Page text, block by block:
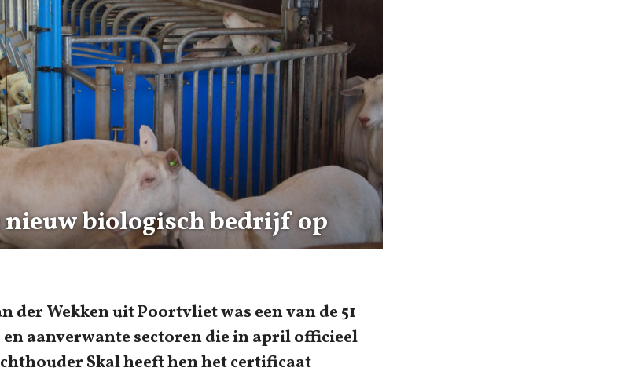
biologisch bedrijf op
der Wekken uit Poortvliet was een van de 51
aanverwante sectoren die in april officieel
Skal heeft hen het certificaat